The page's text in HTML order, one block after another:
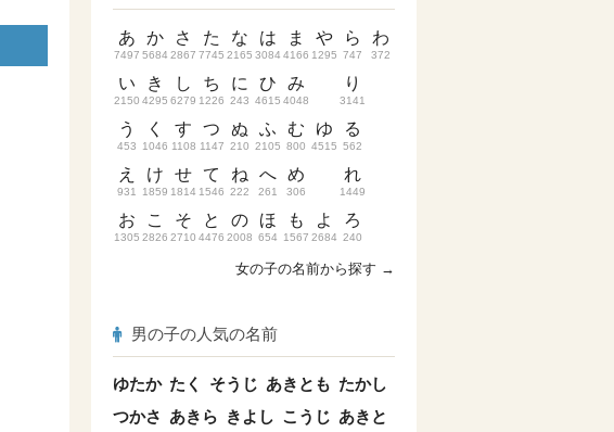
あ
7497
い
2150
う
453
え
931
お
1305
か
5684
き
4295
く
1046
け
1859
こ
2826
さ
2867
し
6279
す
1108
せ
1814
そ
2710
た
7745
ち
1226
つ
1147
て
1546
と
4476
な
2165
に
243
ぬ
210
ね
222
の
2008
は
3084
ひ
4615
ふ
2105
へ
261
ほ
654
ま
4166
み
4048
む
800
め
306
も
1567
や
1295
ゆ
4515
よ
2684
ら
747
り
3141
る
562
れ
1449
ろ
240
わ
372
女の子の名前から探す →
男の子の人気の名前
ゆたか たく そうじ あきとも たかし
つかさ あきら きよし こうじ あきと